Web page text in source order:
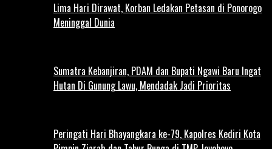
Lima Hari Dirawat, Korban Ledakan Petasan di Ponorogo
Meninggal Dunia
Sumatra Kebanjiran, PDAM dan Bupati Ngawi Baru Ingat
Hutan Di Gunung Lawu, Mendadak Jadi Prioritas
Peringati Hari Bhayangkara ke-79, Kapolres Kediri Kota